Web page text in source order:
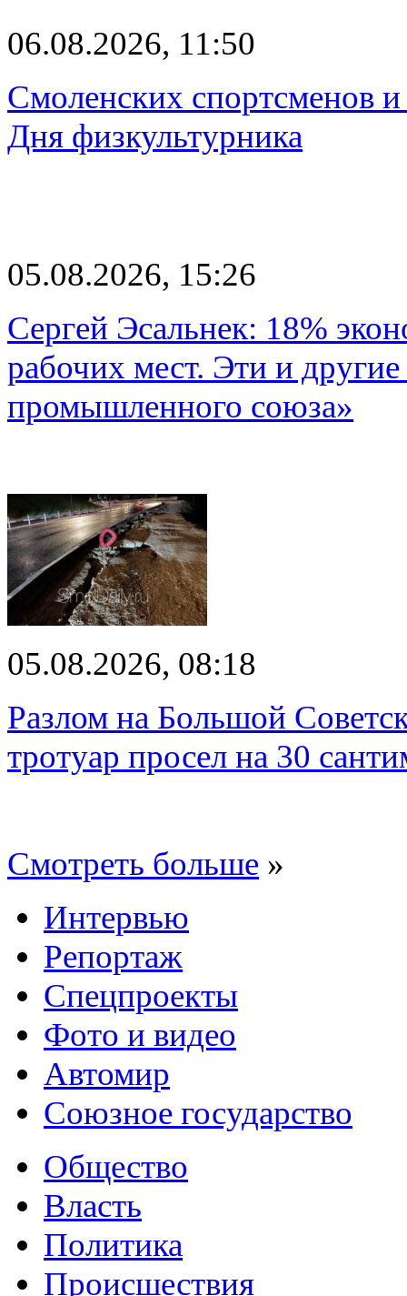
06.08.2026, 11:50
Смоленских спортсменов
Дня физкультурника
05.08.2026, 15:26
Сергей Эсальнек: 18%
рабочих мест. Эти и
промышленного союза»
05.08.2026, 08:18
Разлом на Большой
тротуар просел на 30
Смотреть больше »
Интервью
Репортаж
Спецпроекты
Фото и видео
Автомир
Союзное государство
Общество
Власть
Политика
Происшествия